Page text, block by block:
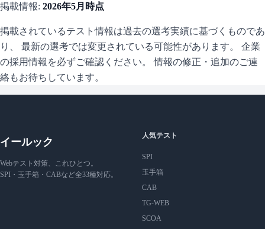
掲載情報: 2026年5月 時点
掲載されているテスト情報は過去の選考実績に基づくものであ
り、 最新の選考では変更されている可能性があります。 企業
の採用情報を必ずご確認ください。 情報の修正・追加のご連
絡もお待ちしています。
イールック
Webテスト対策、これひとつ。
SPI・玉手箱・CABなど全33種対応。
人気テスト
SPI
玉手箱
CAB
TG-WEB
SCOA